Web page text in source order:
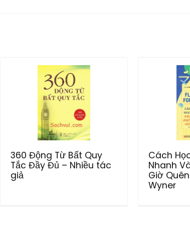
360 Động Từ Bất Quy
Tắc Đầy Đủ – Nhiều tác
giả
Cách
Nhanh
Giờ
Wyner